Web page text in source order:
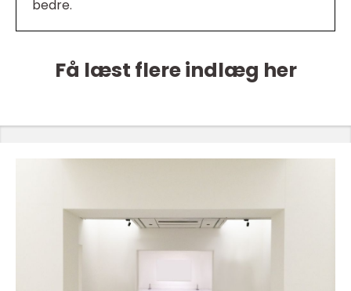
bedre.
Få læst flere indlæg her